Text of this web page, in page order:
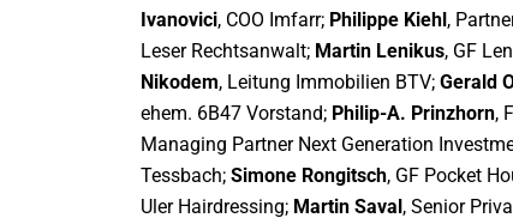
Ivanovici, COO Imfarr; Philippe Kiehl,
Leser Rechtsanwalt; Martin Lenikus, GF
Nikodem, Leitung Immobilien BTV; Gerald
ehem. 6B47 Vorstand; Philip-A. Prinzhorn,
Managing Partner Next Generation
Tessbach; Simone Rongitsch, GF Pocket
Uler Hairdressing; Martin Saval, Senior